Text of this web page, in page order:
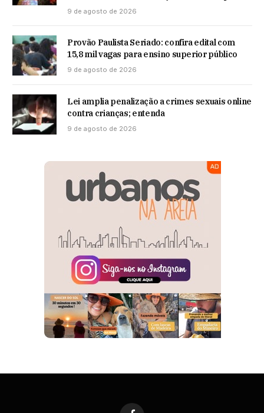
9 de agosto de 2026
Provão Paulista Seriado: confira edital com
15,8 mil vagas para ensino superior público
9 de agosto de 2026
Lei amplia penalização a crimes sexuais online
contra crianças; entenda
9 de agosto de 2026